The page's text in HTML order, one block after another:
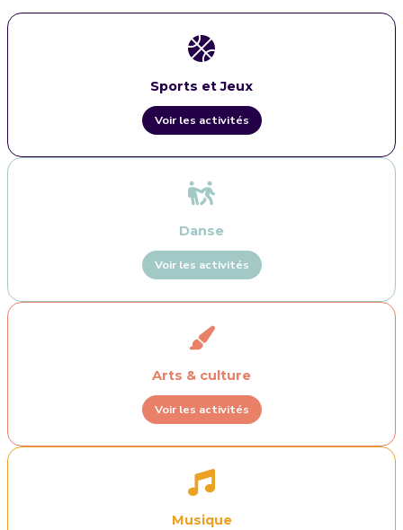
Sports et Jeux
Voir les activités
Danse
Voir les activités
Arts & culture
Voir les activités
Musique